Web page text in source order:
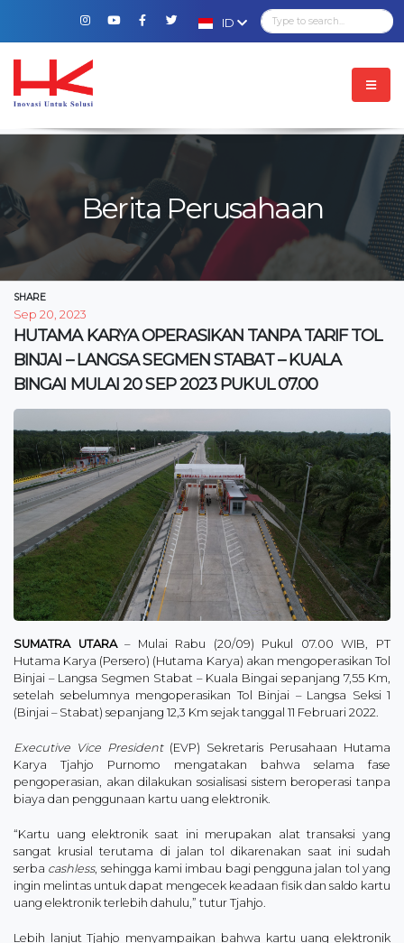
ID
Berita Perusahaan
SHARE
Sep 20, 2023
HUTAMA KARYA OPERASIKAN TANPA TARIF TOL
BINJAI – LANGSA SEGMEN STABAT – KUALA
BINGAI MULAI 20 SEP 2023 PUKUL 07.00
SUMATRA UTARA– Mulai Rabu (20/09) Pukul 07.00 WIB, PT
Hutama Karya (Persero) (Hutama Karya) akan mengoperasikan Tol
Binjai – Langsa Segmen Stabat – Kuala Bingai sepanjang 7,55 Km,
setelah sebelumnya mengoperasikan Tol Binjai – Langsa Seksi 1
(Binjai – Stabat) sepanjang 12,3 Km sejak tanggal 11 Februari 2022.
Executive Vice President (EVP) Sekretaris Perusahaan Hutama
Karya Tjahjo Purnomo mengatakan bahwa selama fase
pengoperasian, akan dilakukan sosialisasi sistem beroperasi tanpa
biaya dan penggunaan kartu uang elektronik.
“Kartu uang elektronik saat ini merupakan alat transaksi yang
sangat krusial terutama di jalan tol dikarenakan saat ini sudah
serba cashless, sehingga kami imbau bagi pengguna jalan tol yang
ingin melintas untuk dapat mengecek keadaan fisik dan saldo kartu
uang elektronik terlebih dahulu,” tutur Tjahjo.
Lebih lanjut Tjahjo menyampaikan bahwa kartu uang elektronik